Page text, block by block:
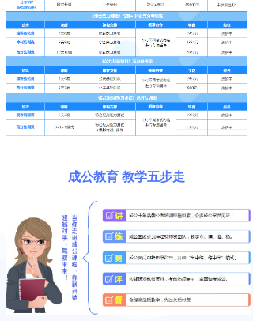
成公教育 教学五步走